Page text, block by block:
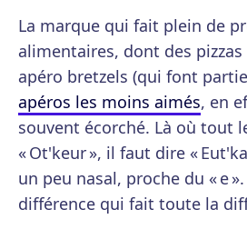
La marque qui fait plein de
alimentaires, dont des
apéro bretzels (qui font
apéros les moins aimés, en
souvent écorché. Là où tout
« Ot'keur », il faut dire «
un peu nasal, proche du « e
différence qui fait toute la